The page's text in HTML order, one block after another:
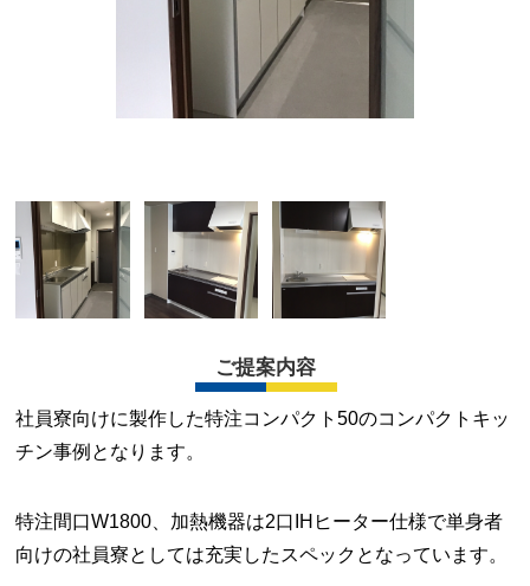
ご提案内容
社員寮向けに製作した特注コンパクト50のコンパクトキッ
チン事例となります。
特注間口W1800、加熱機器は2口IHヒーター仕様で単身者
向けの社員寮としては充実したスペックとなっています。